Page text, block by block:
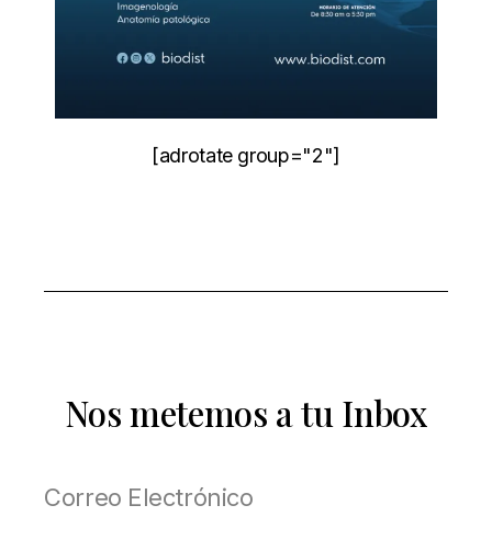
[adrotate group="2"]
Nos metemos a tu Inbox